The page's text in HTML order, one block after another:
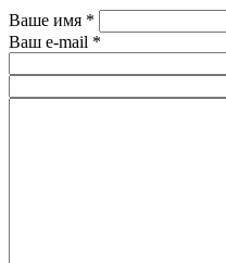
Ваше имя *
Ваш e-mail *